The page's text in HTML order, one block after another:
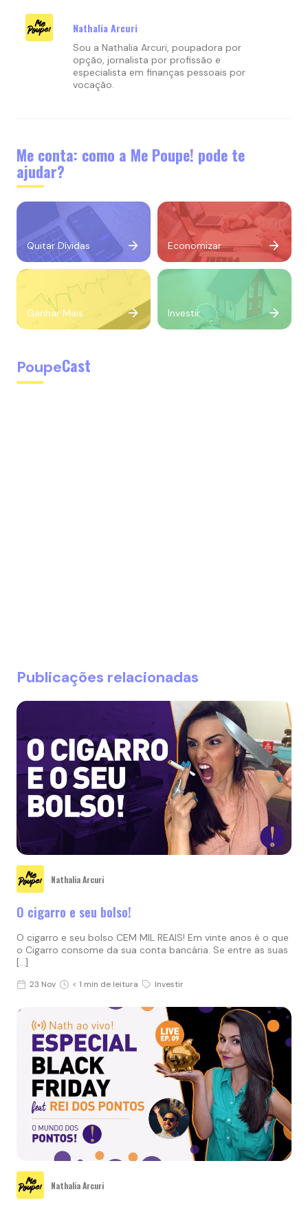
Nathalia Arcuri
Sou a Nathalia Arcuri, poupadora por
opção, jornalista por profissão e
especialista em finanças pessoais por
vocação.
Me conta: como a Me Poupe! pode te
ajudar?
Quitar Dívidas Economizar
Ganhar Mais Investir
PoupeCast
Publicações relacionadas
Nathalia Arcuri
O cigarro e seu bolso!
O cigarro e seu bolso CEM MIL REAIS! Em vinte anos é o que
o Cigarro consome da sua conta bancária. Se entre as suas
[…]
23 Nov < 1 min de leitura Investir
Nathalia Arcuri